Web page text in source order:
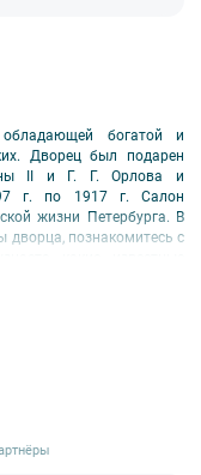
богатой и
Дворец был подарен
II и Г. Г. Орлова и
г. по 1917 г. Салон
жизни Петербурга. В
дворца, познакомитесь с
знаменитый салон
и дате проведения